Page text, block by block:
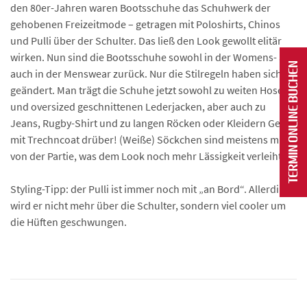
den 80er-Jahren waren Bootsschuhe das Schuhwerk der
gehobenen Freizeitmode – getragen mit Poloshirts, Chinos
und Pulli über der Schulter. Das ließ den Look gewollt elitär
wirken. Nun sind die Bootsschuhe sowohl in der Womens- als
auch in der Menswear zurück. Nur die Stilregeln haben sich
geändert. Man trägt die Schuhe jetzt sowohl zu weiten Hosen
und oversized geschnittenen Lederjacken, aber auch zu
Jeans, Rugby-Shirt und zu langen Röcken oder Kleidern Gern
mit Trechncoat drüber! (Weiße) Söckchen sind meistens mit
von der Partie, was dem Look noch mehr Lässigkeit verleiht.
Styling-Tipp: der Pulli ist immer noch mit „an Bord“. Allerdings
wird er nicht mehr über die Schulter, sondern viel cooler um
die Hüften geschwungen.